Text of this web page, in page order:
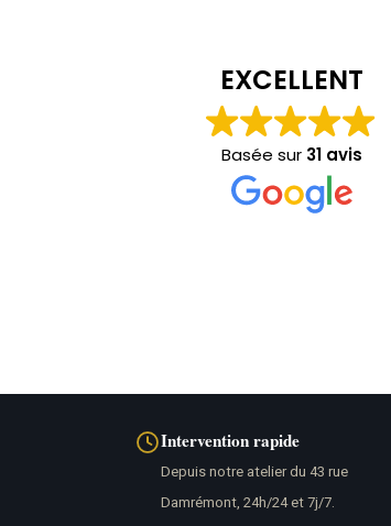
EXCELLENT
Basée sur 31 avis
Intervention rapide
Depuis notre atelier du 43 rue
Damrémont, 24h/24 et 7j/7.